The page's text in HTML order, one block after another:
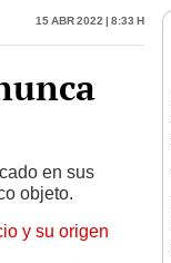
15 Abr 2022 | 8:33 h
en sus
objeto.
y su origen